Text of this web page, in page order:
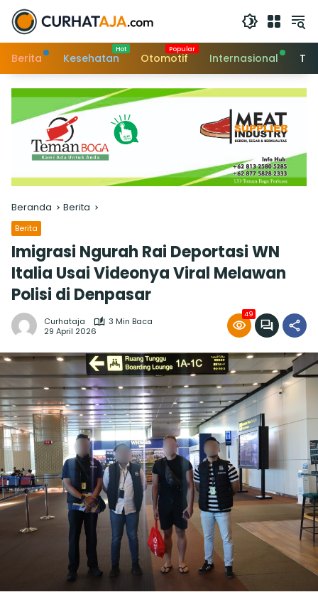
Langsung
konten
Berita
Kesehatan Otomotif Internasional
Beranda Berita
Berita
Imigrasi Ngurah Rai Deportasi WN
Italia Usai Videonya Viral Melawan
Polisi di Denpasar
Curhataja
3 Min Baca
29 April 2026
49